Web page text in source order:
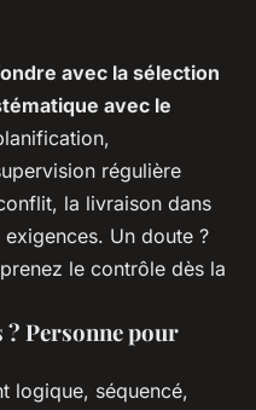
avec la sélection
avec le
régulière
la livraison dans
Un doute ?
le contrôle dès la
? Personne pour
logique, séquencé,